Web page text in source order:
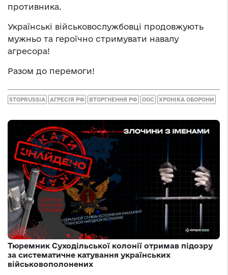
противника.
Українські військовослужбовці продовжують
мужньо та героїчно стримувати навалу
агресора!
Разом до перемоги!
STOPRUSSIA АГРЕСІЯ РФ ВТОРГНЕННЯ РФ ООС ХРОНІКА ОБОРОНИ
Тюремник Суходільської колонії отримав підозру
за систематичне катування українських
військовополонених